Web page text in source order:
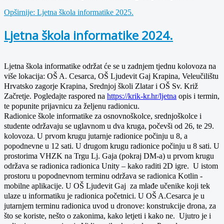
Opširnije: Ljetna škola informatike 2025.
Ljetna škola informatike 2024.
Ljetna škola informatike održat će se u zadnjem tjednu kolovoza na
više lokacija: OŠ A. Cesarca, OŠ Ljudevit Gaj Krapina, Veleučilištu
Hrvatsko zagorje Krapina, Srednjoj školi Zlatar i OŠ Sv. Križ
Začretje. Pogledajte raspored na https://krik-kr.hr/ljetna opis i termin,
te popunite prijavnicu za željenu radionicu.
Radionice škole informatike za osnovnoškolce, srednjoškolce i
studente održavaju se uglavnom u dva kruga, počevši od 26, te 29.
kolovoza. U prvom krugu jutarnje radionice počinju u 8, a
popodnevne u 12 sati. U drugom krugu radionice počinju u 8 sati. U
prostorima VHZK na Trgu Lj. Gaja (pokraj DM-a) u prvom krugu
održava se radionica radionica Unity – kako raditi 2D igre. U istom
prostoru u popodnevnom terminu održava se radionica Kotlin -
mobilne aplikacije. U OŠ Ljudevit Gaj za mlađe učenike koji tek
ulaze u informatiku je radionica početnici. U OŠ A.Cesarca je u
jutarnjem terminu radionica uvod u dronove: konstrukcije drona, za
što se koriste, nešto o zakonima, kako letjeti i kako ne. Ujutro je i